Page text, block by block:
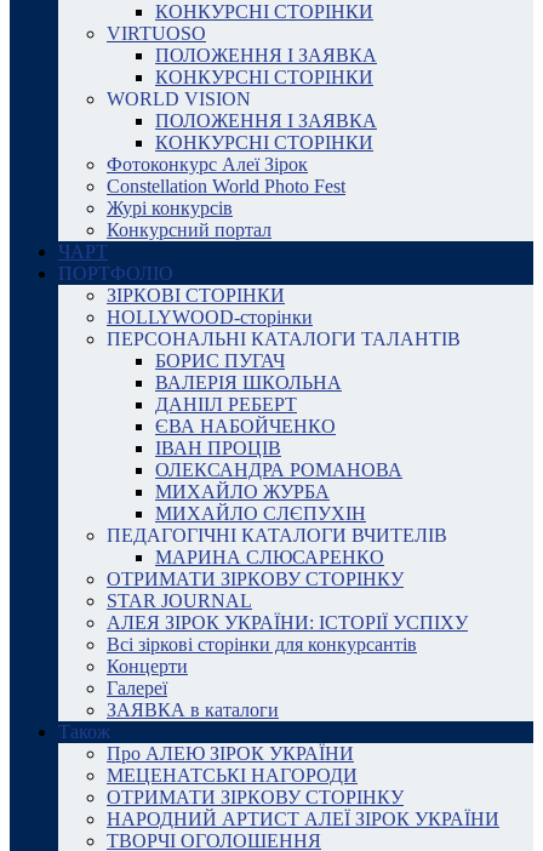
КОНКУРСНІ СТОРІНКИ
VIRTUOSO
ПОЛОЖЕННЯ І ЗАЯВКА
КОНКУРСНІ СТОРІНКИ
WORLD VISION
ПОЛОЖЕННЯ І ЗАЯВКА
КОНКУРСНІ СТОРІНКИ
Фотоконкурс Алеї Зірок
Constellation World Photo Fest
Журі конкурсів
Конкурсний портал
ЧАРТ
ПОРТФОЛІО
ЗІРКОВІ СТОРІНКИ
HOLLYWOOD-сторінки
ПЕРСОНАЛЬНІ КАТАЛОГИ ТАЛАНТІВ
БОРИС ПУГАЧ
ВАЛЕРІЯ ШКОЛЬНА
ДАНІІЛ РЕБЕРТ
ЄВА НАБОЙЧЕНКО
ІВАН ПРОЦІВ
ОЛЕКСАНДРА РОМАНОВА
МИХАЙЛО ЖУРБА
МИХАЙЛО СЛЄПУХІН
ПЕДАГОГІЧНІ КАТАЛОГИ ВЧИТЕЛІВ
МАРИНА СЛЮСАРЕНКО
ОТРИМАТИ ЗІРКОВУ СТОРІНКУ
STAR JOURNAL
АЛЕЯ ЗІРОК УКРАЇНИ: ІСТОРІЇ УСПІХУ
Всі зіркові сторінки для конкурсантів
Концерти
Галереї
ЗАЯВКА в каталоги
Також
Про АЛЕЮ ЗІРОК УКРАЇНИ
МЕЦЕНАТСЬКІ НАГОРОДИ
ОТРИМАТИ ЗІРКОВУ СТОРІНКУ
НАРОДНИЙ АРТИСТ АЛЕЇ ЗІРОК УКРАЇНИ
ТВОРЧІ ОГОЛОШЕННЯ